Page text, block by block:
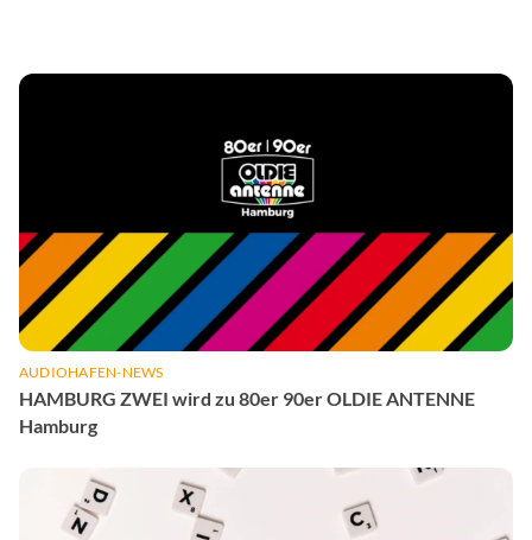
AUDIOHAFEN-NEWS
HAMBURG ZWEI wird zu 80er 90er OLDIE ANTENNE
Hamburg